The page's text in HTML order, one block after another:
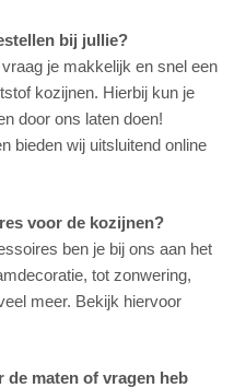
bij jullie?
vraag je makkelijk en snel een
kozijnen. Hierbij kun je
door ons laten doen!
bieden wij uitsluitend online
voor de kozijnen?
ben je bij ons aan het
tot zonwering,
meer. Bekijk hiervoor
de maten of vragen heb